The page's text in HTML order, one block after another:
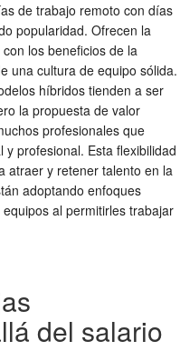
de trabajo remoto con días
popularidad. Ofrecen la
los beneficios de la
una cultura de equipo sólida.
híbridos tienden a ser
la propuesta de valor
profesionales que
profesional. Esta flexibilidad
atraer y retener talento en la
adoptando enfoques
equipos al permitirles trabajar
del salario